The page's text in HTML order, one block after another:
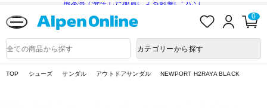
熊本県で発生した地震による影響について
入
ロ
ン
0
品
検
カテゴリーから探す
TOP シューズ サンダル アウトドアサンダル NEWPORT H2RAYA BLACK